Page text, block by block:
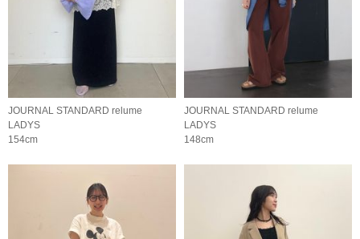
JOURNAL STANDARD relume
LADYS
154cm
JOURNAL STANDARD relume
LADYS
148cm